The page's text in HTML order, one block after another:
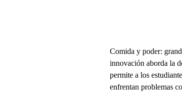
Comida y poder:
innovación aborda la
permite a los
enfrentan problemas